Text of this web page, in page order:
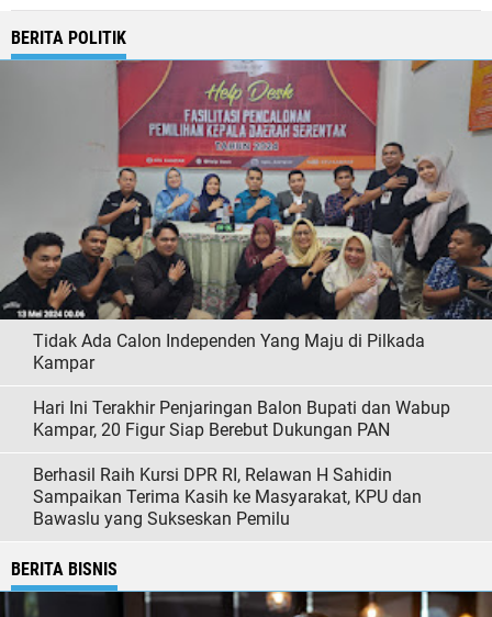
BERITA POLITIK
Tidak Ada Calon Independen Yang Maju di Pilkada
Kampar
Hari Ini Terakhir Penjaringan Balon Bupati dan Wabup
Kampar, 20 Figur Siap Berebut Dukungan PAN
Berhasil Raih Kursi DPR RI, Relawan H Sahidin
Sampaikan Terima Kasih ke Masyarakat, KPU dan
Bawaslu yang Sukseskan Pemilu
BERITA BISNIS